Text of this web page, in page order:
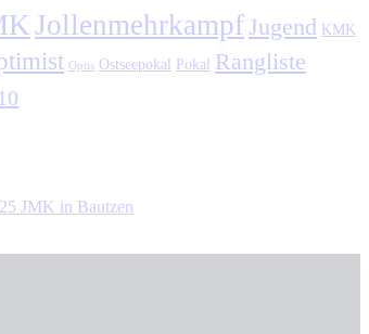
JollenmehrkampfJugend KMK
Optis Ostseepokal Pokal Rangliste
JMK in Bautzen